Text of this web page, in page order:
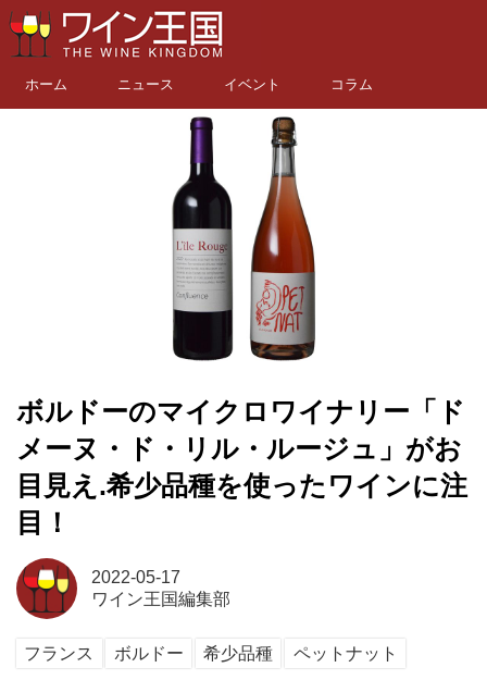
ホーム ニュース イベント コラム
ボルドーのマイクロワイナリー「ド
メーヌ・ド・リル・ルージュ」がお
目見え.希少品種を使ったワインに注
目！
2022-05-17
ワイン王国編集部
フランス ボルドー 希少品種 ペットナット